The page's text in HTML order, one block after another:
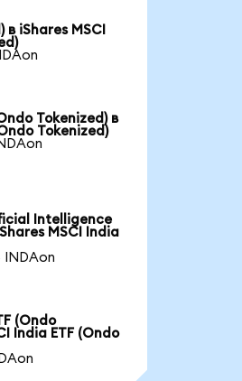
iShares MSCI
Tokenized) в
Tokenized)
Intelligence
MSCI India
INDAon
(Ondo
India ETF (Ondo